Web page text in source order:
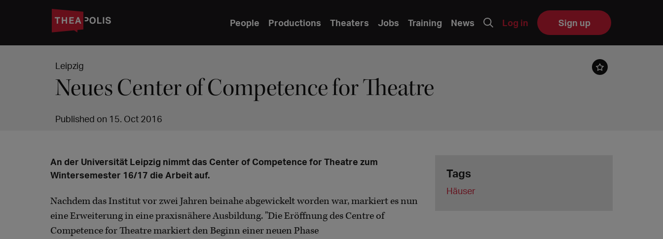
People Productions Theaters Jobs Training News Log in Sign up
Leipzig
Neues Center of Competence for Theatre
Published on 15. Oct 2016
An der Universität Leipzig nimmt das Center of Competence for Theatre zum
Wintersemester 16/17 die Arbeit auf.
Nachdem das Institut vor zwei Jahren beinahe abgewickelt worden war, markiert es nun
eine Erweiterung in eine praxisnähere Ausbildung. "Die Eröffnung des Centre of
Competence for Theatre markiert den Beginn einer neuen Phase
Tags
Häuser